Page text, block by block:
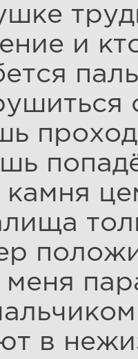
и
камня
меня
в